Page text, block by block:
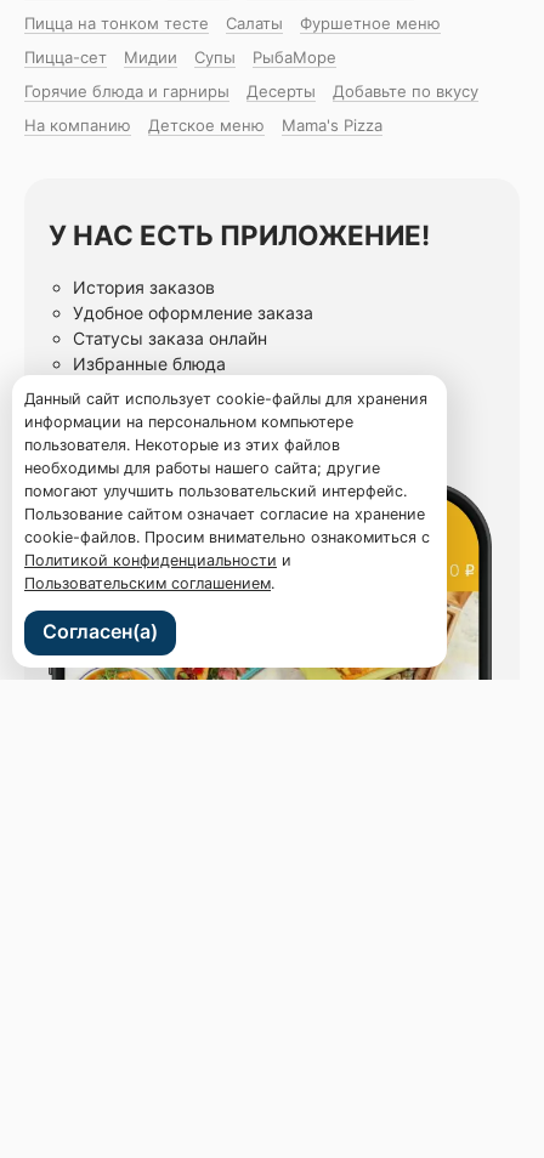
Пицца на тонком тесте
Салаты
Фуршетное меню
Пицца-сет
Мидии Супы
РыбаМоре
Горячие блюда и гарниры
Десерты
Добавьте по вкусу
На компанию
Детское меню Mama's Pizza
У НАС ЕСТЬ ПРИЛОЖЕНИЕ!
История заказов
Удобное оформление заказа
Статусы заказа онлайн
Избранные блюда
Данный сайт использует cookie-файлы для хранения
информации на персональном компьютере
пользователя. Некоторые из этих файлов
необходимы для работы нашего сайта; другие
помогают улучшить пользовательский интерфейс.
Пользование сайтом означает согласие на хранение
cookie-файлов. Просим внимательно ознакомиться с
Политикой конфиденциальности и
Пользовательским соглашением.
Согласен(а)